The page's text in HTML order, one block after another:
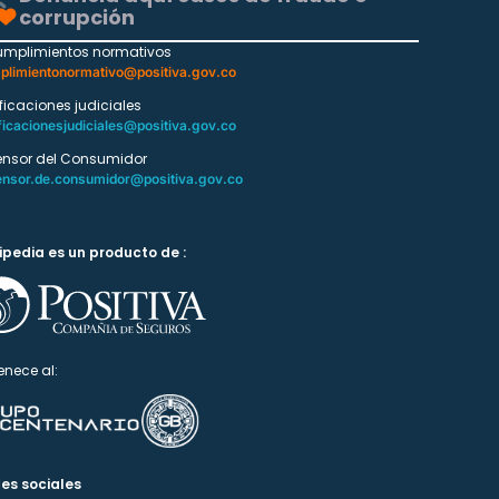
corrupción
normativos
judiciales
del Consumidor
es un producto de :
al:
sociales